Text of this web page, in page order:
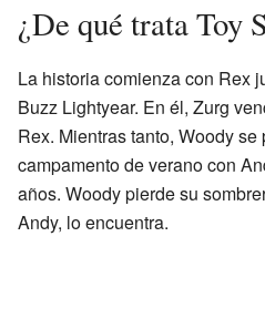
¿De qué trata Toy
La historia comienza con Rex
Buzz Lightyear. En él, Zurg
Rex. Mientras tanto, Woody se
campamento de verano con
años. Woody pierde su
Andy, lo encuentra.